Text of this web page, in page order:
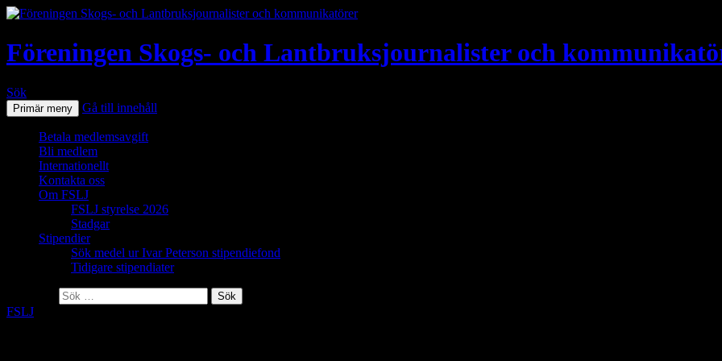
Föreningen Skogs- och Lantbruksjournalister och
Sök
Primär meny Gå till innehåll
Betala medlemsavgift
Bli medlem
Internationellt
Kontakta oss
Om FSLJ
FSLJ styrelse 2026
Stadgar
Stipendier
Sök medel ur Ivar Peterson stipendiefond
Tidigare stipendiater
FSLJ